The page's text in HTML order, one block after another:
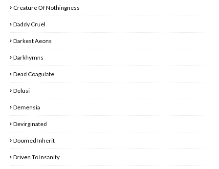
Creature Of Nothingness
Daddy Cruel
Darkest Aeons
Darkhymns
Dead Coagulate
Delusi
Demensia
Devirginated
Doomed Inherit
Driven To Insanity